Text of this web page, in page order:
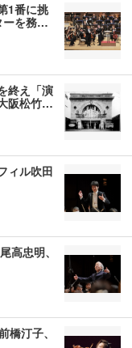
1番に挑
ーを務…
終え「演
阪松竹…
ィル吹田
忠明、
汀子、